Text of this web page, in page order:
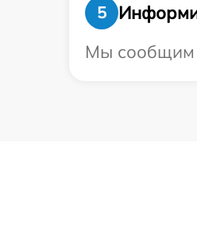
5
Мы сообщим